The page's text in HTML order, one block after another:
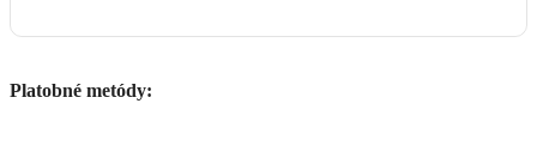
Platobné metódy: